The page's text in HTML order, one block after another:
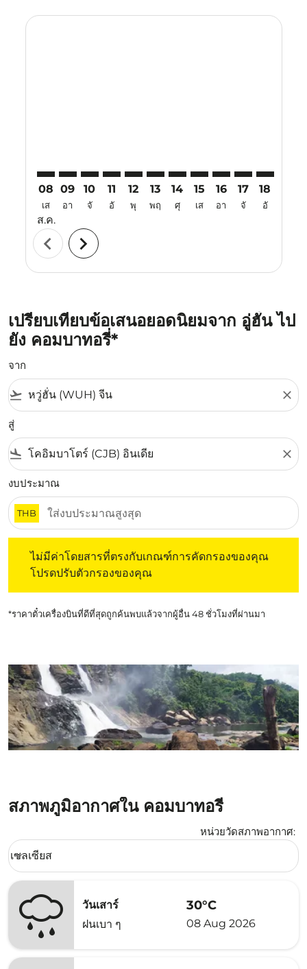
08
เส
ส.ค.
09
อา
10
จั
11
อั
12
พุ
13
พฤ
14
ศุ
15
เส
16
อา
17
จั
18
อั
chevron_left chevron_right
เปรียบเทียบข้อเสนอยอดนิยมจาก อู่ฮั่น ไป
ยัง คอมบาทอรี่*
จาก
flight_takeoff close
สู่
flight_land close
งบประมาณ
THB
ไม่มีค่าโดยสารที่ตรงกับเกณฑ์การคัดกรองของคุณ
โปรดปรับตัวกรองของคุณ
*ราคาตั๋วเครื่องบินที่ดีที่สุดถูกค้นพบแล้วจากผู้อื่น 48 ชั่วโมงที่ผ่านมา
สภาพภูมิอากาศใน คอมบาทอรี่
หน่วยวัดสภาพอากาศ:
Weather unit option เซลเซียส Selected
เซลเซียส
keyboard_arrow_down
วันเสาร์
ฝนเบา ๆ
30°C
08 Aug 2026